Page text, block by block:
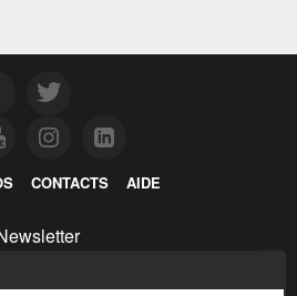
CONTACTS AIDE